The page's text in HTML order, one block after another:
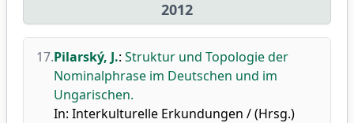
2012
17.Pilarský, J.: Struktur und Topologie der
Nominalphrase im Deutschen und im
Ungarischen.
In: Interkulturelle Erkundungen / (Hrsg.)